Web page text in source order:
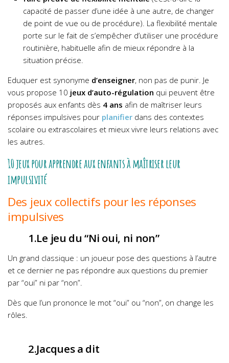
capacité de passer d’une idée à une autre, de changer
de point de vue ou de procédure). La flexibilité mentale
porte sur le fait de s’empêcher d’utiliser une procédure
routinière, habituelle afin de mieux répondre à la
situation précise.
Eduquer est synonyme d’enseigner, non pas de punir. Je
vous propose 10 jeux d’auto-régulation qui peuvent être
proposés aux enfants dès 4 ans afin de maîtriser leurs
réponses impulsives pour planifier dans des contextes
scolaire ou extrascolaires et mieux vivre leurs relations avec
les autres.
10 jeux pour apprendre aux enfants à maîtriser leur
impulsivité
Des jeux collectifs pour les réponses
impulsives
1.Le jeu du “Ni oui, ni non”
Un grand classique : un joueur pose des questions à l’autre
et ce dernier ne pas répondre aux questions du premier
par “oui” ni par “non”.
Dès que l’un prononce le mot “oui” ou “non”, on change les
rôles.
2.Jacques a dit